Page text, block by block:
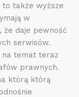
to także wyższe
w
że daje pewność
serwisów.
na temat teraz
prawnych.
którą którą